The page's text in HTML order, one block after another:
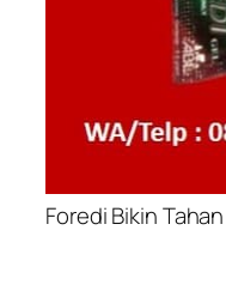
Foredi Bikin